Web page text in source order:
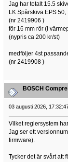
Jag har totalt 15.5
LK Spårskiva EPS
(nr 2419906 )
för 16 mm rör (i
(nypris ca 200 kr/st)
medföljer 4st
(nr 2419908 )
BOSCH
03 augusti 2026,
Vilket reglersystem
Jag ser ett
firmware).
Tycker det är svårt att